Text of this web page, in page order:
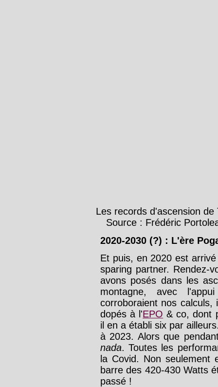
Les records d'ascension
Source : Frédéric
2020-2030 (?) : L'ère
Et puis, en 2020 est
sparing partner. Rendez-
avons posés dans les
montagne, avec
corroboraient nos
dopés à l'EPO & co, dont
il en a établi six par
à 2023. Alors que
nada. Toutes les
la Covid. Non seulement
barre des 420-430 Watts
passé !